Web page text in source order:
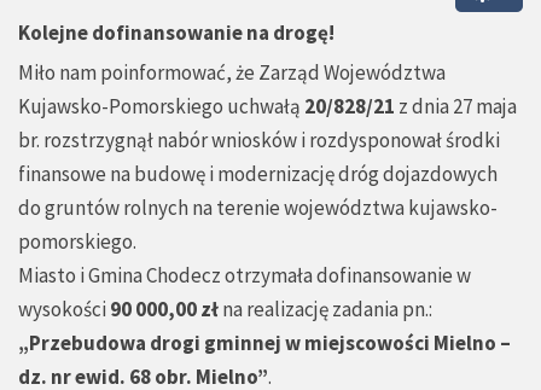
Kolejne dofinansowanie na drogę!
Miło nam poinformować, że Zarząd Województwa
Kujawsko-Pomorskiego uchwałą 20/828/21 z dnia 27 maja
br. rozstrzygnął nabór wniosków i rozdysponował środki
finansowe na budowę i modernizację dróg dojazdowych
do gruntów rolnych na terenie województwa kujawsko-
pomorskiego.
Miasto i Gmina Chodecz otrzymała dofinansowanie w
wysokości 90 000,00 złna realizację zadania pn.:
„Przebudowa drogi gminnej w miejscowości Mielno –
dz. nr ewid. 68 obr. Mielno”.